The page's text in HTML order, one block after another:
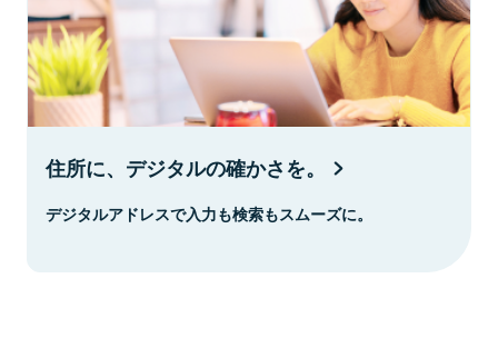
住所に、デジタルの確かさを。
デジタルアドレスで入力も検索もスムーズに。